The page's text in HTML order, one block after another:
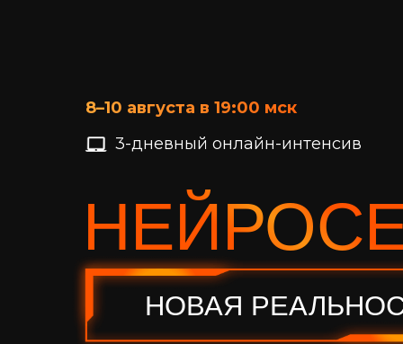
НОВАЯ
8–10 августа в 19:00 мск
3-дневный онлайн-интенсив